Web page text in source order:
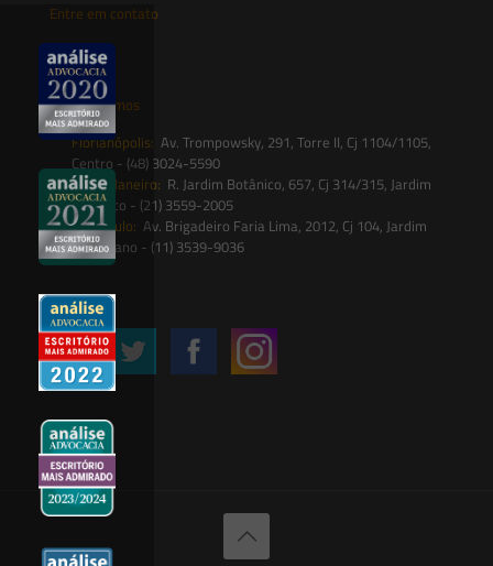
Entre em contato
contato@saesadvogados.com.br
Onde estamos
Florianópolis: Av. Trompowsky, 291, Torre II, Cj 1104/1105,
Centro - (48) 3024-5590
Rio de Janeiro: R. Jardim Botânico, 657, Cj 314/315, Jardim
Botânico - (21) 3559-2005
São Paulo: Av. Brigadeiro Faria Lima, 2012, Cj 104, Jardim
Paulistano - (11) 3539-9036
Siga-nos